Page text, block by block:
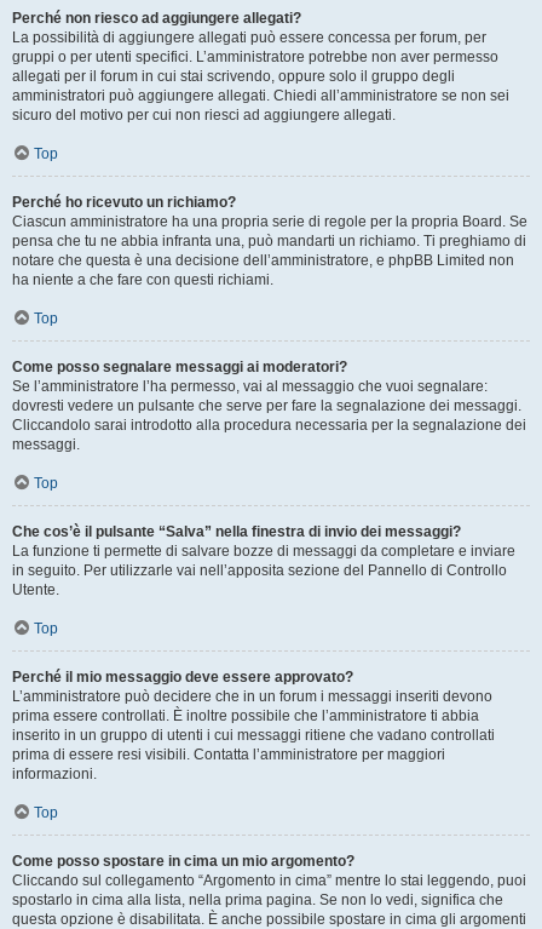
Perché non riesco ad aggiungere allegati?
La possibilità di aggiungere allegati può essere concessa per forum, per
gruppi o per utenti specifici. L’amministratore potrebbe non aver permesso
allegati per il forum in cui stai scrivendo, oppure solo il gruppo degli
amministratori può aggiungere allegati. Chiedi all’amministratore se non sei
sicuro del motivo per cui non riesci ad aggiungere allegati.
Top
Perché ho ricevuto un richiamo?
Ciascun amministratore ha una propria serie di regole per la propria Board. Se
pensa che tu ne abbia infranta una, può mandarti un richiamo. Ti preghiamo di
notare che questa è una decisione dell’amministratore, e phpBB Limited non
ha niente a che fare con questi richiami.
Top
Come posso segnalare messaggi ai moderatori?
Se l’amministratore l’ha permesso, vai al messaggio che vuoi segnalare:
dovresti vedere un pulsante che serve per fare la segnalazione dei messaggi.
Cliccandolo sarai introdotto alla procedura necessaria per la segnalazione dei
messaggi.
Top
Che cos’è il pulsante “Salva” nella finestra di invio dei messaggi?
La funzione ti permette di salvare bozze di messaggi da completare e inviare
in seguito. Per utilizzarle vai nell’apposita sezione del Pannello di Controllo
Utente.
Top
Perché il mio messaggio deve essere approvato?
L’amministratore può decidere che in un forum i messaggi inseriti devono
prima essere controllati. È inoltre possibile che l’amministratore ti abbia
inserito in un gruppo di utenti i cui messaggi ritiene che vadano controllati
prima di essere resi visibili. Contatta l’amministratore per maggiori
informazioni.
Top
Come posso spostare in cima un mio argomento?
Cliccando sul collegamento “Argomento in cima” mentre lo stai leggendo, puoi
spostarlo in cima alla lista, nella prima pagina. Se non lo vedi, significa che
questa opzione è disabilitata. È anche possibile spostare in cima gli argomenti